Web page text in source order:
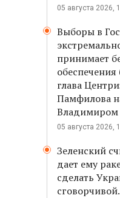
05 августа 2026,
Выборы в
принимает
обеспечения
глава
Памфилова
05 августа 2026,
Зеленский
дает ему
сделать
сговорчивой.